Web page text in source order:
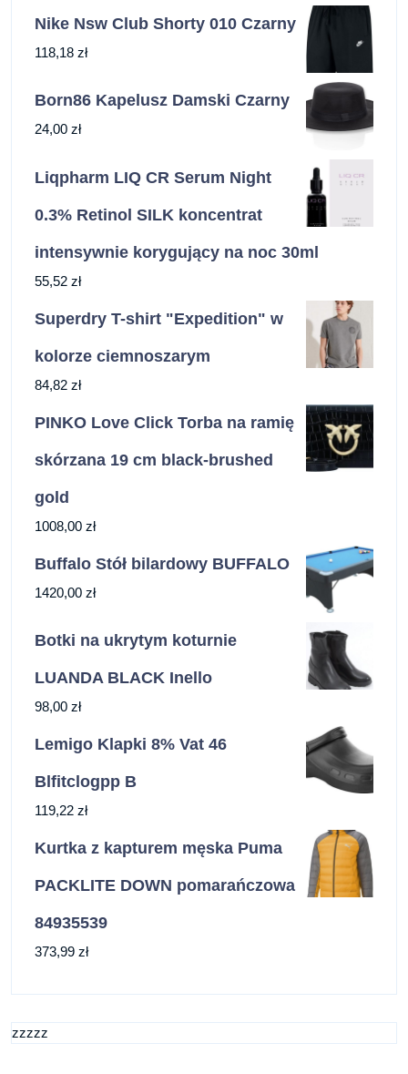
Nike Nsw Club Shorty 010 Czarny
118,18 zł
Born86 Kapelusz Damski Czarny
24,00 zł
Liqpharm LIQ CR Serum Night
0.3% Retinol SILK koncentrat
intensywnie korygujący na noc 30ml
55,52 zł
Superdry T-shirt "Expedition" w
kolorze ciemnoszarym
84,82 zł
PINKO Love Click Torba na ramię
skórzana 19 cm black-brushed
gold
1008,00 zł
Buffalo Stół bilardowy BUFFALO
1420,00 zł
Botki na ukrytym koturnie
LUANDA BLACK Inello
98,00 zł
Lemigo Klapki 8% Vat 46
Blfitclogpp B
119,22 zł
Kurtka z kapturem męska Puma
PACKLITE DOWN pomarańczowa
84935539
373,99 zł
zzzzz